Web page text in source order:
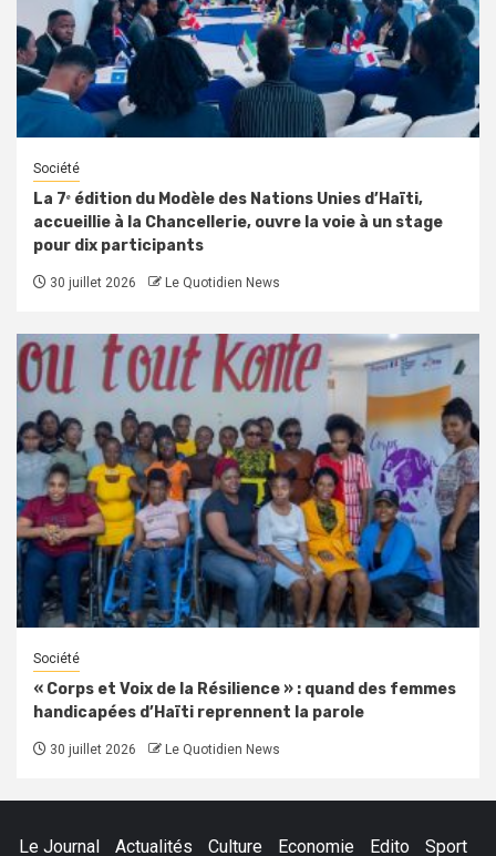
Société
La 7ᵉ édition du Modèle des Nations Unies d’Haïti,
accueillie à la Chancellerie, ouvre la voie à un stage
pour dix participants
30 juillet 2026 Le Quotidien News
Société
« Corps et Voix de la Résilience » : quand des femmes
handicapées d’Haïti reprennent la parole
30 juillet 2026 Le Quotidien News
Le Journal Actualités Culture Economie Edito Sport